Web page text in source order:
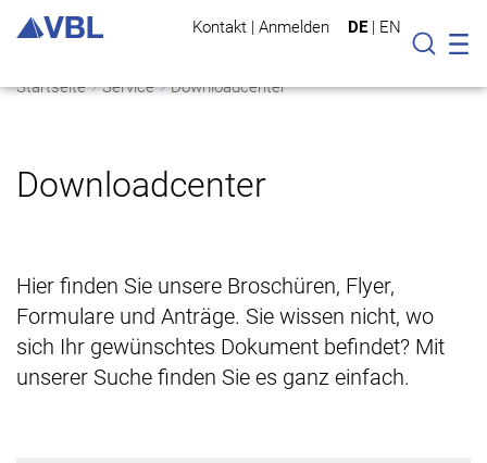
Kontakt | Anmelden DE | EN
Suche
Startseite Service Downloadcenter
Downloadcenter
Hier finden Sie unsere Broschüren, Flyer,
Formulare und Anträge. Sie wissen nicht, wo
sich Ihr gewünschtes Dokument befindet? Mit
unserer Suche finden Sie es ganz einfach.